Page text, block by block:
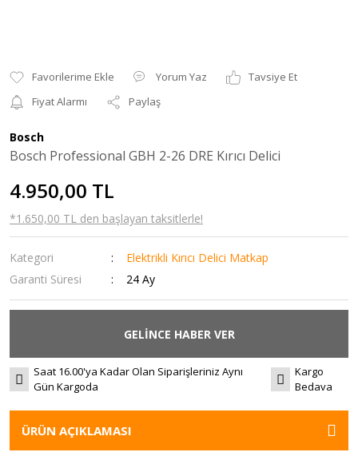
Yorum Yaz
Tavsiye Et
Fiyat Alarmı
Paylaş
Bosch
Bosch Professional GBH 2-26 DRE Kırıcı Delici
4.950,00 TL
*1.650,00 TL den başlayan taksitlerle!
Kategori
Elektrikli Kırıcı Delici Matkap
Garanti Süresi
24 Ay
GELİNCE HABER VER
Saat 16.00'ya Kadar Olan Siparişleriniz Aynı
Gün Kargoda
Kargo
Bedava
ÜRÜN AÇIKLAMASI